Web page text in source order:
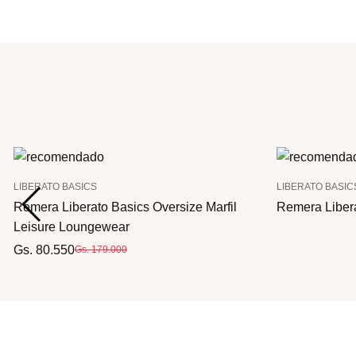
LIBERATO BASICS
Remera Liberato Basics Oversize Marfil
Leisure Loungewear
Gs. 80.550Gs. 179.000
LIBERATO
Remera